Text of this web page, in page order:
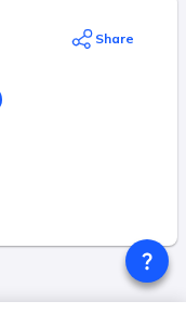
Share